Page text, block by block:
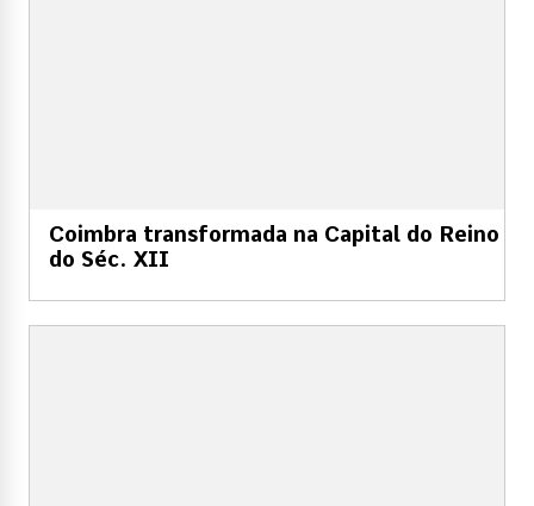
Coimbra transformada na Capital do Reino
do Séc. XII